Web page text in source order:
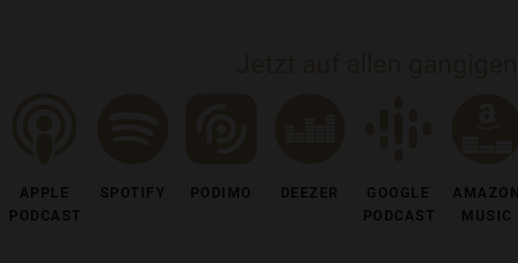
APPLE
PODCAST
SPOTIFY PODIMO DEEZER
GOOGLE
PODCAST
AMAZON
MUSIC